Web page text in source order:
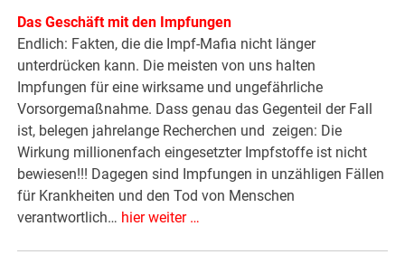
Das Geschäft mit den Impfungen
Endlich: Fakten, die die Impf-Mafia nicht länger
unterdrücken kann. Die meisten von uns halten
Impfungen für eine wirksame und ungefährliche
Vorsorgemaßnahme. Dass genau das Gegenteil der Fall
ist, belegen jahrelange Recherchen und zeigen: Die
Wirkung millionenfach eingesetzter Impfstoffe ist nicht
bewiesen!!! Dagegen sind Impfungen in unzähligen Fällen
für Krankheiten und den Tod von Menschen
verantwortlich… hier weiter …